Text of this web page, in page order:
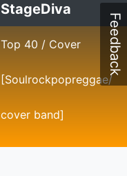
StageDiva
Top 40 / Cover
[Soulrockpopreggae/
cover band]
Feedback